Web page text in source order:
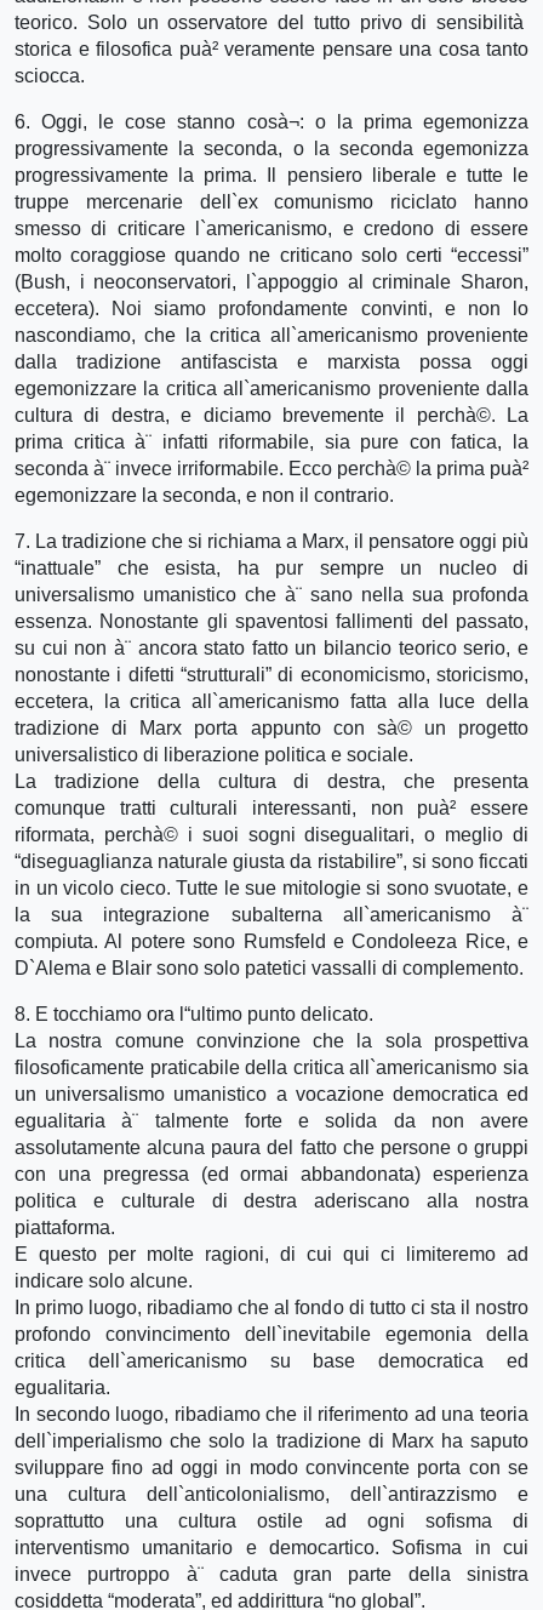
teorico. Solo un osservatore del tutto privo di sensibilità
storica e filosofica puà² veramente pensare una cosa tanto
sciocca.
6. Oggi, le cose stanno cosà¬: o la prima egemonizza
progressivamente la seconda, o la seconda egemonizza
progressivamente la prima. Il pensiero liberale e tutte le
truppe mercenarie dell`ex comunismo riciclato hanno
smesso di criticare l`americanismo, e credono di essere
molto coraggiose quando ne criticano solo certi “eccessi”
(Bush, i neoconservatori, l`appoggio al criminale Sharon,
eccetera). Noi siamo profondamente convinti, e non lo
nascondiamo, che la critica all`americanismo proveniente
dalla tradizione antifascista e marxista possa oggi
egemonizzare la critica all`americanismo proveniente dalla
cultura di destra, e diciamo brevemente il perchà©. La
prima critica à¨ infatti riformabile, sia pure con fatica, la
seconda à¨ invece irriformabile. Ecco perchà© la prima puà²
egemonizzare la seconda, e non il contrario.
7. La tradizione che si richiama a Marx, il pensatore oggi più
“inattuale” che esista, ha pur sempre un nucleo di
universalismo umanistico che à¨ sano nella sua profonda
essenza. Nonostante gli spaventosi fallimenti del passato,
su cui non à¨ ancora stato fatto un bilancio teorico serio, e
nonostante i difetti “strutturali” di economicismo, storicismo,
eccetera, la critica all`americanismo fatta alla luce della
tradizione di Marx porta appunto con sà© un progetto
universalistico di liberazione politica e sociale.
La tradizione della cultura di destra, che presenta
comunque tratti culturali interessanti, non puà² essere
riformata, perchà© i suoi sogni disegualitari, o meglio di
“diseguaglianza naturale giusta da ristabilire”, si sono ficcati
in un vicolo cieco. Tutte le sue mitologie si sono svuotate, e
la sua integrazione subalterna all`americanismo à¨
compiuta. Al potere sono Rumsfeld e Condoleeza Rice, e
D`Alema e Blair sono solo patetici vassalli di complemento.
8. E tocchiamo ora l“ultimo punto delicato.
La nostra comune convinzione che la sola prospettiva
filosoficamente praticabile della critica all`americanismo sia
un universalismo umanistico a vocazione democratica ed
egualitaria à¨ talmente forte e solida da non avere
assolutamente alcuna paura del fatto che persone o gruppi
con una pregressa (ed ormai abbandonata) esperienza
politica e culturale di destra aderiscano alla nostra
piattaforma.
E questo per molte ragioni, di cui qui ci limiteremo ad
indicare solo alcune.
In primo luogo, ribadiamo che al fondo di tutto ci sta il nostro
profondo convincimento dell`inevitabile egemonia della
critica dell`americanismo su base democratica ed
egualitaria.
In secondo luogo, ribadiamo che il riferimento ad una teoria
dell`imperialismo che solo la tradizione di Marx ha saputo
sviluppare fino ad oggi in modo convincente porta con se
una cultura dell`anticolonialismo, dell`antirazzismo e
soprattutto una cultura ostile ad ogni sofisma di
interventismo umanitario e democartico. Sofisma in cui
invece purtroppo à¨ caduta gran parte della sinistra
cosiddetta “moderata”, ed addirittura “no global”.